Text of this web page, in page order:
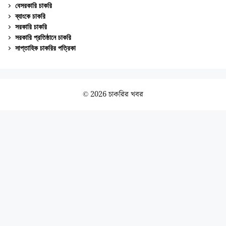
বেসরকারি চাকরি
ব্যাংকে চাকরি
সরকারি চাকরি
সরকারি প্রতিষ্ঠানে চাকরি
সাপ্তাহিক চাকরির পত্রিকা
© 2026 চাকরির খবর